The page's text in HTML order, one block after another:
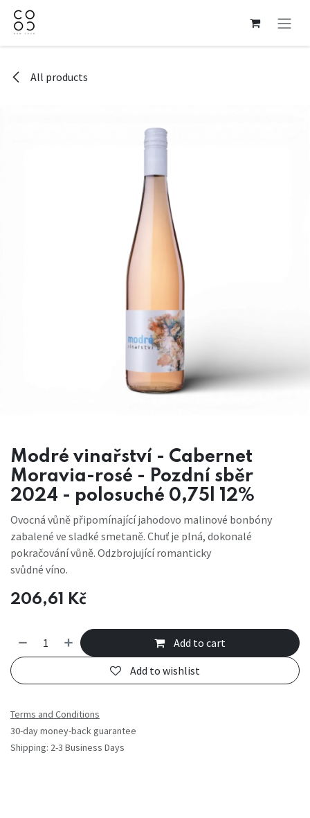
Skip to Content
All products
Modré vinařství - Cabernet
Moravia-rosé - Pozdní sběr
2024 - polosuché 0,75l 12%
Ovocná vůně připomínající jahodovo malinové bonbóny
zabalené ve sladké smetaně. Chuť je plná, dokonalé
pokračování vůně. Odzbrojující romanticky
svůdné víno.
206,61 Kč
Add to cart
Add to wishlist
Terms and Conditions
30-day money-back guarantee
Shipping: 2-3 Business Days